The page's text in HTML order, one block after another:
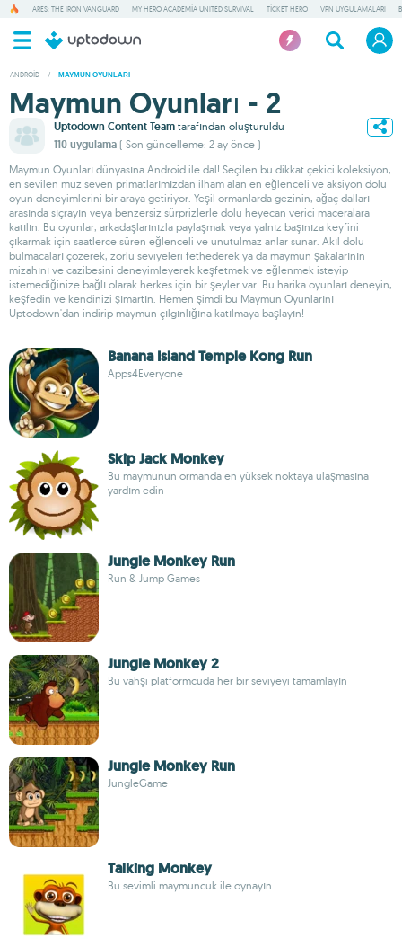
ARES: THE IRON VANGUARD MY HERO ACADEMIA UNITED SURVIVAL TICKET HERO VPN UYGULAMALARI
ANDROID / MAYMUN OYUNLARI
Maymun Oyunları - 2
Uptodown Content Team tarafından oluşturuldu
110 uygulama ( Son güncelleme: 2 ay önce )
Maymun Oyunları dünyasına Android ile dal! Seçilen bu dikkat çekici koleksiyon,
en sevilen muz seven primatlarımızdan ilham alan en eğlenceli ve aksiyon dolu
oyun deneyimlerini bir araya getiriyor. Yeşil ormanlarda gezinin, ağaç dalları
arasında sıçrayın veya benzersiz sürprizlerle dolu heyecan verici maceralara
katılın. Bu oyunlar, arkadaşlarınızla paylaşmak veya yalnız başınıza keyfini
çıkarmak için saatlerce süren eğlenceli ve unutulmaz anlar sunar. Akıl dolu
bulmacaları çözerek, zorlu seviyeleri fethederek ya da maymun şakalarının
mizahını ve cazibesini deneyimleyerek keşfetmek ve eğlenmek isteyip
istemediğinize bağlı olarak herkes için bir şeyler var. Bu harika oyunları deneyin,
keşfedin ve kendinizi şımartın. Hemen şimdi bu Maymun Oyunlarını
Uptodown'dan indirip maymun çılgınlığına katılmaya başlayın!
Banana Island Temple Kong Run
Apps4Everyone
Skip Jack Monkey
Bu maymunun ormanda en yüksek noktaya ulaşmasına
yardım edin
Jungle Monkey Run
Run & Jump Games
Jungle Monkey 2
Bu vahşi platformcuda her bir seviyeyi tamamlayın
Jungle Monkey Run
JungleGame
Talking Monkey
Bu sevimli maymuncuk ile oynayın